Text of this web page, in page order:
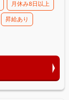
月休み8日以上
昇給あり